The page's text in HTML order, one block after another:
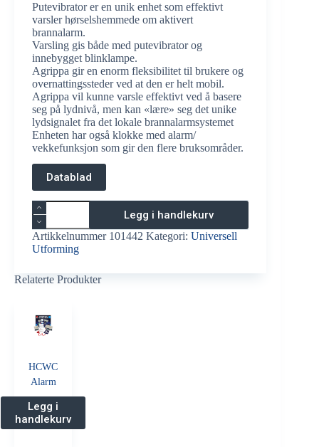
Putevibrator er en unik enhet som effektivt
varsler hørselshemmede om aktivert
brannalarm.
Varsling gis både med putevibrator og
innebygget blinklampe.
Agrippa gir en enorm fleksibilitet til brukere og
overnattingssteder ved at den er helt mobil.
Agrippa vil kunne varsle effektivt ved å basere
seg på lydnivå, men kan «lære» seg det unike
lydsignalet fra det lokale brannalarmsystemet
Enheten har også klokke med alarm/
vekkefunksjon som gir den flere bruksområder.
Datablad
Putevibrator
med
optisk
varsling
antall
Legg i handlekurv
Artikkelnummer 101442 Kategori: Universell
Utforming
Relaterte Produkter
HCWC
Alarm
Legg i
handlekurv